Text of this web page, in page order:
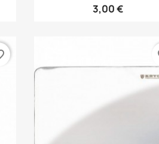
3,00 €